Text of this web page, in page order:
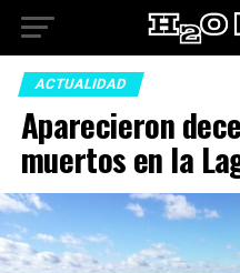
ACTUALIDAD
Aparecieron
muertos en la